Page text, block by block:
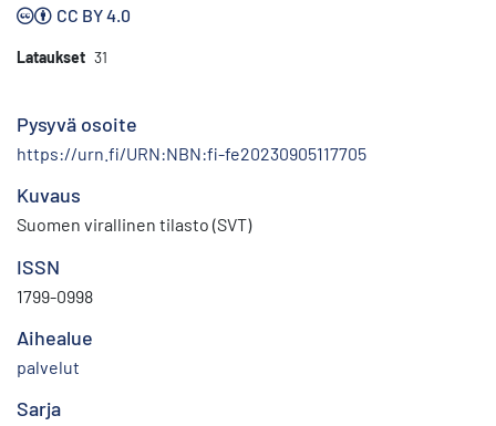
CC BY 4.0
Lataukset 31
Pysyvä osoite
https://urn.fi/URN:NBN:fi-fe20230905117705
Kuvaus
Suomen virallinen tilasto (SVT)
ISSN
1799-0998
Aihealue
palvelut
Sarja